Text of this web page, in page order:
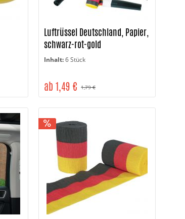
Luftrüssel Deutschland, Papier,
schwarz-rot-gold
Inhalt:6 Stück
1,79 €
ab 1,49 €